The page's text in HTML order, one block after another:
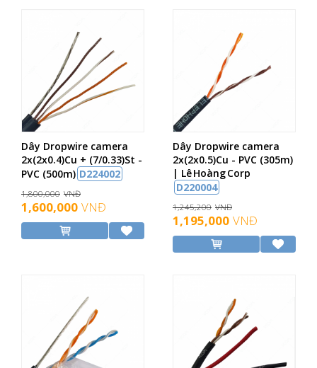
Dây Dropwire camera
2x(2x0.4)Cu + (7/0.33)St -
PVC (500m) D224002
1,800,000 VNĐ
1,600,000 VNĐ
Dây Dropwire camera
2x(2x0.5)Cu - PVC (305m)
| Lê Hoàng Corp
D220004
1,245,200 VNĐ
1,195,000 VNĐ